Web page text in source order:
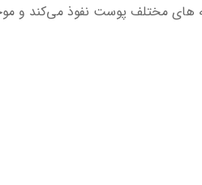
های مختلف پوست نفوذ می‌کند و